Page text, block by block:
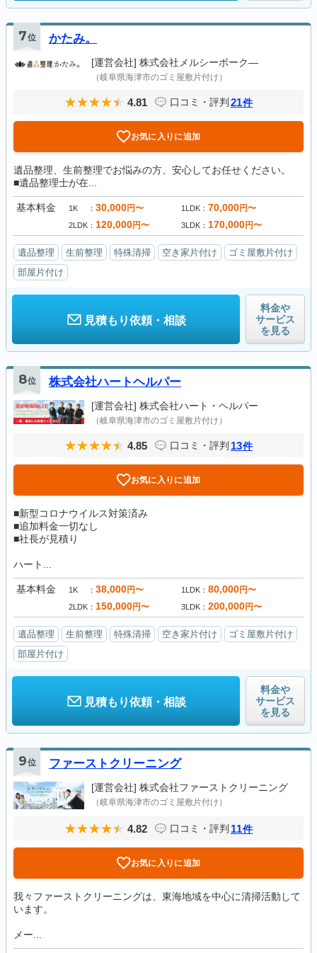
7位 かたみ。
[運営会社] 株式会社メルシーボーク―
（岐阜県海津市のゴミ屋敷片付け）
4.81 口コミ・評判 21件
お気に入りに追加
遺品整理、生前整理でお悩みの方、安心してお任せください。
■遺品整理士が在...
基本料金 1K 30,000円〜 1LDK 70,000円〜
2LDK 120,000円〜 3LDK 170,000円〜
遺品整理 生前整理 特殊清掃 空き家片付け
ゴミ屋敷片付け
部屋片付け
見積もり依頼・相談
料金や
サービス
を見る
8位 株式会社ハートヘルパー
[運営会社] 株式会社ハート・ヘルパー
（岐阜県海津市のゴミ屋敷片付け）
4.85 口コミ・評判 13件
お気に入りに追加
■新型コロナウイルス対策済み
■追加料金一切なし
■社長が見積り
ハート...
基本料金 1K 38,000円〜 1LDK 80,000円〜
2LDK 150,000円〜 3LDK 200,000円〜
遺品整理 生前整理 特殊清掃 空き家片付け
ゴミ屋敷片付け
部屋片付け
見積もり依頼・相談
料金や
サービス
を見る
9位 ファーストクリーニング
[運営会社] 株式会社ファーストクリーニング
（岐阜県海津市のゴミ屋敷片付け）
4.82 口コミ・評判 11件
お気に入りに追加
我々ファーストクリーニングは、東海地域を中心に清掃活動して
います。
メー...